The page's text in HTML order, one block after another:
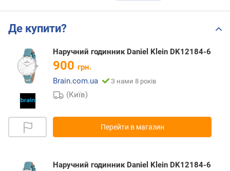
Де купити?
Наручний годинник Daniel Klein DK12184-6
900 грн.
Brain.com.ua
З нами 8 років
(Київ)
Перейти в магазин
Наручний годинник Daniel Klein DK12184-6